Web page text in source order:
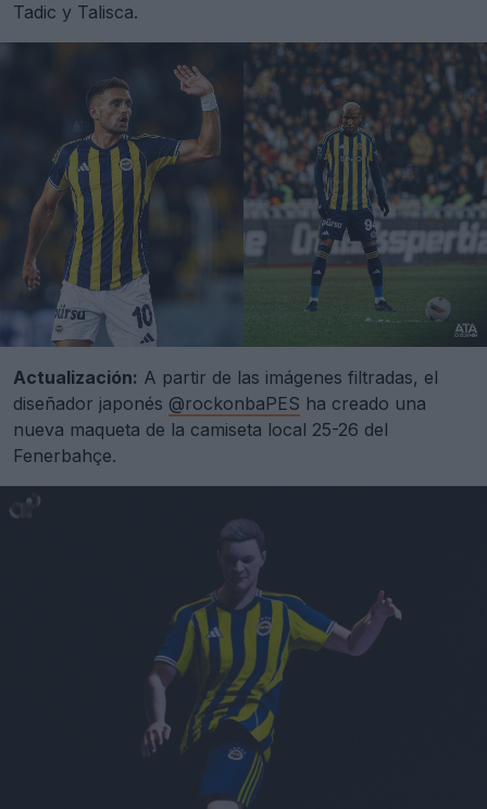
Tadic y Talisca.
Actualización: A partir de las imágenes filtradas, el
diseñador japonés @rockonbaPES ha creado una
nueva maqueta de la camiseta local 25-26 del
Fenerbahçe.